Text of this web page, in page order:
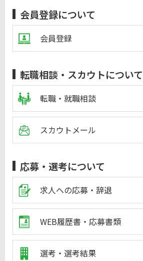
会員登録について
会員登録
転職相談・スカウトについて
転職・就職相談
スカウトメール
応募・選考について
求人への応募・辞退
WEB履歴書・応募書類
選考・選考結果